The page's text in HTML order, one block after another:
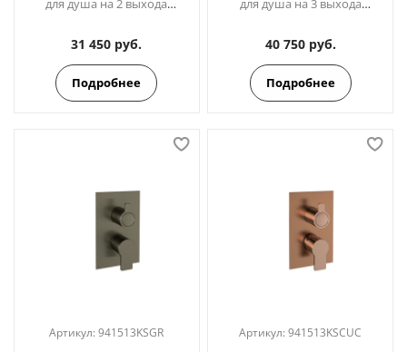
для душа на 2 выхода
черный
31 450 руб.
Подробнее
для душа на 3 выхода
золото
40 750 руб.
Подробнее
Артикул:941513KSGR Артикул:941513KSCUC